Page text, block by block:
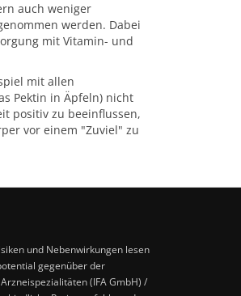
auch weniger
werden. Dabei
mit Vitamin- und
mit allen
Pektin in Äpfeln) nicht
positiv zu beeinflussen,
vor einem "Zuviel" zu
und Nebenwirkungen lesen
gegenüber der
(IFA GmbH) /